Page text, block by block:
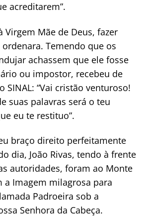
acreditarem”.
Virgem Mãe de Deus, fazer
Temendo que os
achassem que ele fosse
ou impostor, recebeu de
SINAL: “Vai cristão venturoso!
suas palavras será o teu
eu te restituo”.
braço direito perfeitamente
dia, João Rivas, tendo à frente
autoridades, foram ao Monte
a Imagem milagrosa para
Padroeira sob a
Senhora da Cabeça.